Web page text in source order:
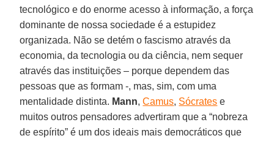
tecnológico e do enorme acesso à informação, a força
dominante de nossa sociedade é a estupidez
organizada. Não se detém o fascismo através da
economia, da tecnologia ou da ciência, nem sequer
através das instituições – porque dependem das
pessoas que as formam -, mas, sim, com uma
mentalidade distinta. Mann,Camus, Sócrates e
muitos outros pensadores advertiram que a “nobreza
de espírito” é um dos ideais mais democráticos que